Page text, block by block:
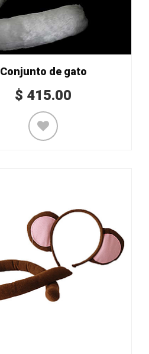
Conjunto de gato
$ 415.00